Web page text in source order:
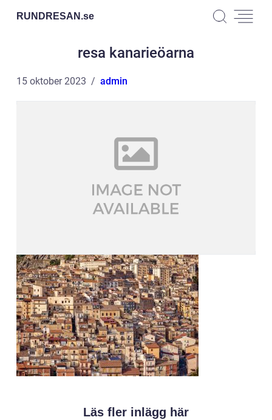
RUNDRESAN.se
resa kanarieöarna
15 oktober 2023 admin
Läs fler inlägg här